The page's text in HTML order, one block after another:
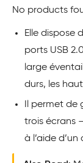
No products
Elle dispose
ports USB
large
durs, les
Il permet
trois écrans
à l’aide